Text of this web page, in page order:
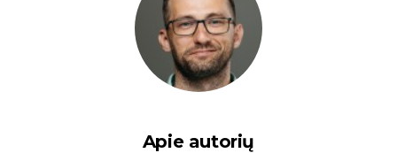
Apie autorių